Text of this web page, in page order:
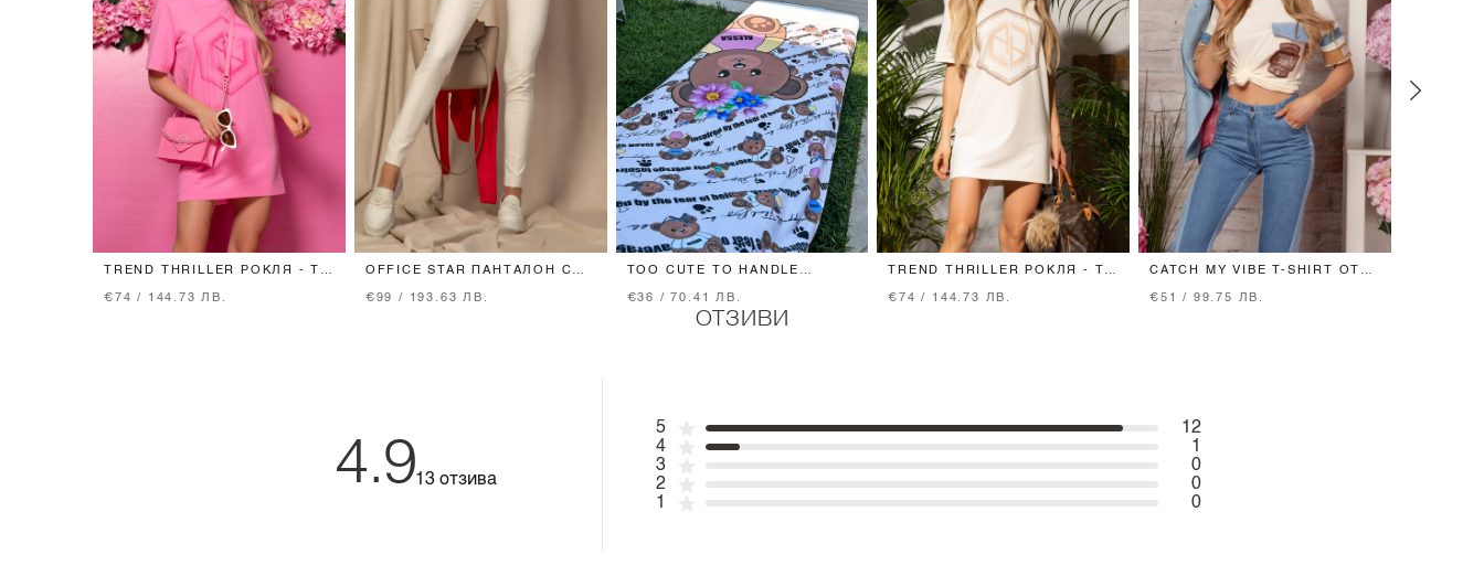
TREND THRILLER РОКЛЯ - T-
€74 / 144.73 ЛВ.
OFFICE STAR ПАНТАЛОН С
BEIGE
€99 / 193.63 ЛВ.
TOO CUTE TO HANDLE
€36 / 70.41 ЛВ.
TREND THRILLER РОКЛЯ - T-
€74 / 144.73 ЛВ.
CATCH MY VIBE T-SHIRT ОТ
€51 / 99.75 ЛВ.
ОТЗИВИ
4.913 отзива
5
12
4
1
3
0
2
0
1
0